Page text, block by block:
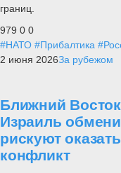
границ.
979 0 0
#НАТО #Прибалтика
2 июня 2026За рубежом
Ближний
Израиль
рискуют
конфликт